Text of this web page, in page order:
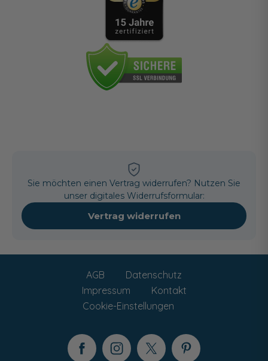
Sie möchten einen Vertrag widerrufen? Nutzen Sie
unser digitales Widerrufsformular:
Vertrag widerrufen
AGB
Datenschutz
Impressum
Kontakt
Cookie-Einstellungen